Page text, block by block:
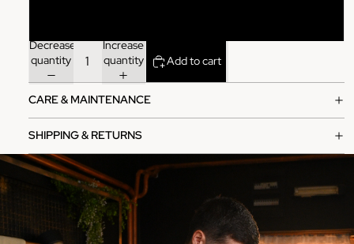
Decrease
quantity
Increase
quantity
Add to cart
CARE & MAINTENANCE
SHIPPING & RETURNS